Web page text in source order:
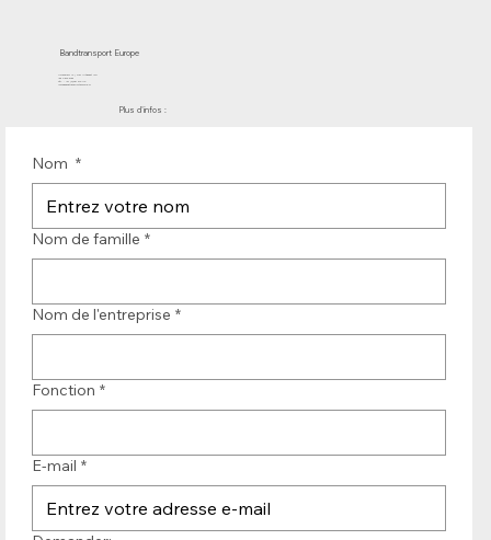
Bandtransport Europe
Plus d'infos :
Nom *
Nom de famille *
Nom de l'entreprise *
Fonction *
E-mail *